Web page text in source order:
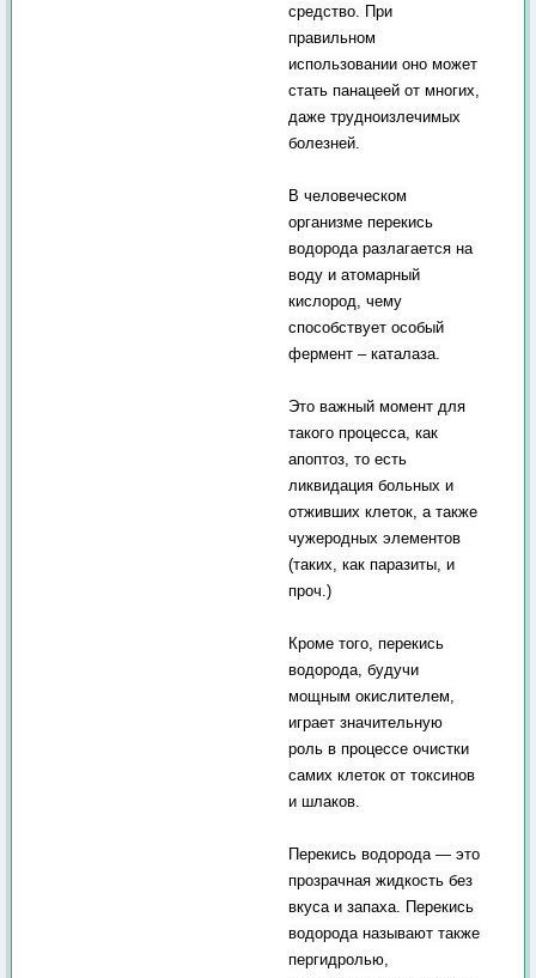
средство. При
правильном
использовании оно может
стать панацеей от многих,
даже трудноизлечимых
болезней.
В человеческом
организме перекись
водорода разлагается на
воду и атомарный
кислород, чему
способствует особый
фермент – каталаза.
Это важный момент для
такого процесса, как
апоптоз, то есть
ликвидация больных и
отживших клеток, а также
чужеродных элементов
(таких, как паразиты, и
проч.)
Кроме того, перекись
водорода, будучи
мощным окислителем,
играет значительную
роль в процессе очистки
самих клеток от токсинов
и шлаков.
Перекись водорода — это
прозрачная жидкость без
вкуса и запаха. Перекись
водорода называют также
пергидролью,